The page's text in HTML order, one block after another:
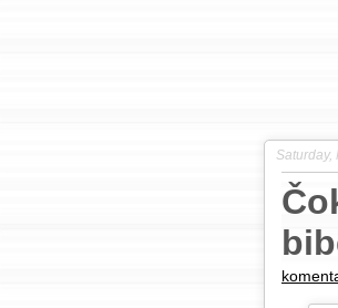
Saturday,